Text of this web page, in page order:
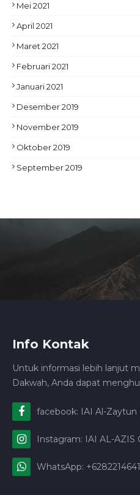
Mei 2021
April 2021
Maret 2021
Februari 2021
Januari 2021
Desember 2019
November 2019
Oktober 2019
September 2019
Info Kontak
Untuk informasi lebih lanjut
Dakwah, Anda dapat
facebook: IAI Al-Zaytun
Instagram: IAI AL-AZIS
WhatsApp: